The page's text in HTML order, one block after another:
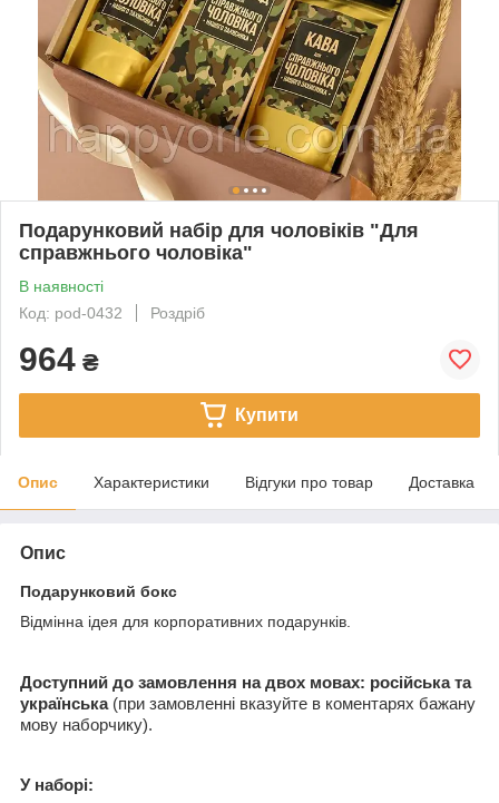
Подарунковий набір для чоловіків "Для
справжнього чоловіка"
В наявності
Код: pod-0432
Роздріб
964 ₴
Купити
Опис Характеристики Відгуки про товар Доставка
Опис
Подарунковий бокс
Відмінна ідея для корпоративних подарунків.
Доступний до замовлення на двох мовах: російська та
українська (при замовленні вказуйте в коментарях бажану
мову наборчику).
У наборі: